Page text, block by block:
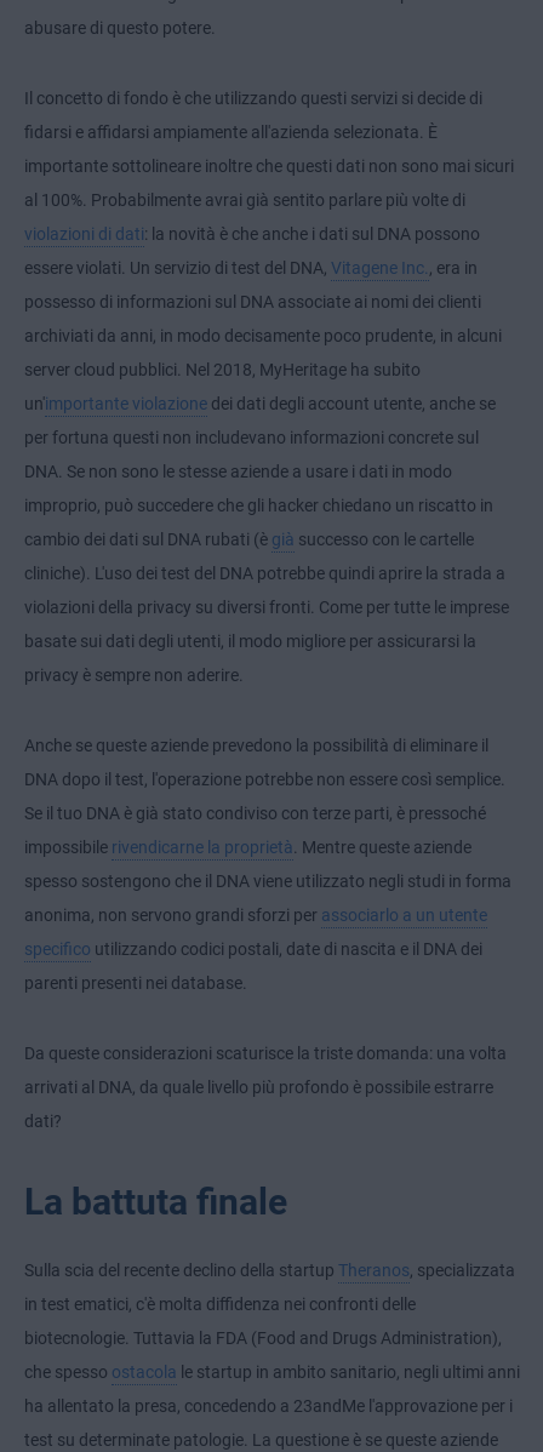
abusare di questo potere.
Il concetto di fondo è che utilizzando questi servizi si decide di
fidarsi e affidarsi ampiamente all'azienda selezionata. È
importante sottolineare inoltre che questi dati non sono mai sicuri
al 100%. Probabilmente avrai già sentito parlare più volte di
violazioni di dati: la novità è che anche i dati sul DNA possono
essere violati. Un servizio di test del DNA, Vitagene Inc., era in
possesso di informazioni sul DNA associate ai nomi dei clienti
archiviati da anni, in modo decisamente poco prudente, in alcuni
server cloud pubblici. Nel 2018, MyHeritage ha subito
un'importante violazione dei dati degli account utente, anche se
per fortuna questi non includevano informazioni concrete sul
DNA. Se non sono le stesse aziende a usare i dati in modo
improprio, può succedere che gli hacker chiedano un riscatto in
cambio dei dati sul DNA rubati (è già successo con le cartelle
cliniche). L'uso dei test del DNA potrebbe quindi aprire la strada a
violazioni della privacy su diversi fronti. Come per tutte le imprese
basate sui dati degli utenti, il modo migliore per assicurarsi la
privacy è sempre non aderire.
Anche se queste aziende prevedono la possibilità di eliminare il
DNA dopo il test, l'operazione potrebbe non essere così semplice.
Se il tuo DNA è già stato condiviso con terze parti, è pressoché
impossibile rivendicarne la proprietà. Mentre queste aziende
spesso sostengono che il DNA viene utilizzato negli studi in forma
anonima, non servono grandi sforzi per associarlo a un utente
specifico utilizzando codici postali, date di nascita e il DNA dei
parenti presenti nei database.
Da queste considerazioni scaturisce la triste domanda: una volta
arrivati al DNA, da quale livello più profondo è possibile estrarre
dati?
La battuta finale
Sulla scia del recente declino della startup Theranos, specializzata
in test ematici, c'è molta diffidenza nei confronti delle
biotecnologie. Tuttavia la FDA (Food and Drugs Administration),
che spesso ostacola le startup in ambito sanitario, negli ultimi anni
ha allentato la presa, concedendo a 23andMe l'approvazione per i
test su determinate patologie. La questione è se queste aziende